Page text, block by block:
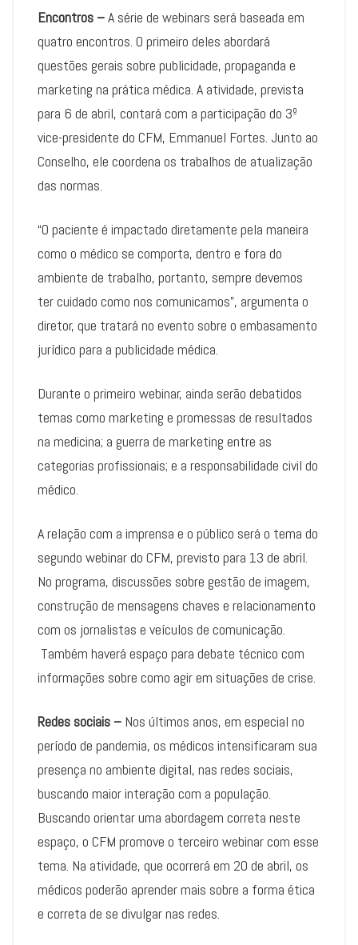
Encontros –A série de webinars será baseada em
quatro encontros. O primeiro deles abordará
questões gerais sobre publicidade, propaganda e
marketing na prática médica. A atividade, prevista
para 6 de abril, contará com a participação do 3º
vice-presidente do CFM, Emmanuel Fortes. Junto ao
Conselho, ele coordena os trabalhos de atualização
das normas.
“O paciente é impactado diretamente pela maneira
como o médico se comporta, dentro e fora do
ambiente de trabalho, portanto, sempre devemos
ter cuidado como nos comunicamos”, argumenta o
diretor, que tratará no evento sobre o embasamento
jurídico para a publicidade médica.
Durante o primeiro webinar, ainda serão debatidos
temas como marketing e promessas de resultados
na medicina; a guerra de marketing entre as
categorias profissionais; e a responsabilidade civil do
médico.
A relação com a imprensa e o público será o tema do
segundo webinar do CFM, previsto para 13 de abril.
No programa, discussões sobre gestão de imagem,
construção de mensagens chaves e relacionamento
com os jornalistas e veículos de comunicação.
Também haverá espaço para debate técnico com
informações sobre como agir em situações de crise.
Redes sociais – Nos últimos anos, em especial no
período de pandemia, os médicos intensificaram sua
presença no ambiente digital, nas redes sociais,
buscando maior interação com a população.
Buscando orientar uma abordagem correta neste
espaço, o CFM promove o terceiro webinar com esse
tema. Na atividade, que ocorrerá em 20 de abril, os
médicos poderão aprender mais sobre a forma ética
e correta de se divulgar nas redes.